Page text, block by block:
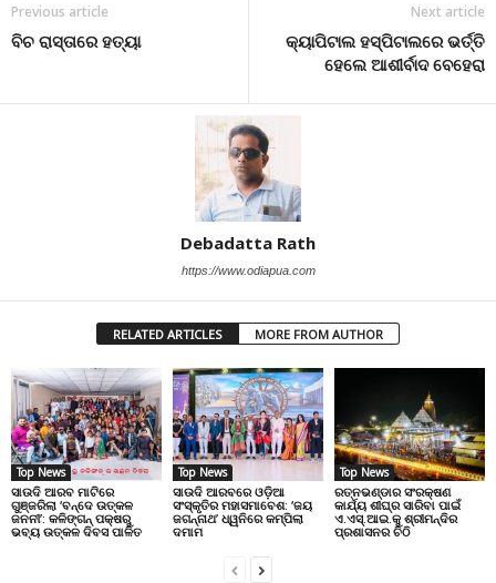
Previous article
ବିଚ ରାସ୍ତାରେ ହତ୍ୟା
Next article
କ୍ୟାପିଟାଲ ହସ୍ପିଟାଲରେ ଭର୍ତ୍ତି
ହେଲେ ଆଶୀର୍ବାଦ ବେହେରା
Debadatta Rath
https://www.odiapua.com
RELATED ARTICLES MORE FROM AUTHOR
Top News
ସାଉଦି ଆରବ ମାଟିରେ
ଗୁଞ୍ଜରିଲା ‘ବନ୍ଦେ ଉତ୍କଳ
ଜନନୀ’: କଳିଙ୍ଗନ୍ ପକ୍ଷରୁ
ଭବ୍ୟ ଉତ୍କଳ ଦିବସ ପାଳିତ
Top News
ସାଉଦି ଆରବରେ ଓଡ଼ିଆ
ସଂସ୍କୃତିର ମହାସମାବେଶ: ‘ଜୟ
ଜଗନ୍ନାଥ’ ଧ୍ୱନିରେ କମ୍ପିଲା
ଦମାମ
Top News
ରତ୍ନଭଣ୍ଡାର ସଂରକ୍ଷଣ
କାର୍ଯ୍ୟ ଶୀଘ୍ର ସାରିବା ପାଇଁ
ଏ.ଏସ୍.ଆଇ.କୁ ଶ୍ରୀମନ୍ଦିର
ପ୍ରଶାସନର ଚିଠି